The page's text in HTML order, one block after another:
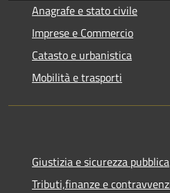
Anagrafe e stato civile
Imprese e Commercio
Catasto e urbanistica
Mobilità e trasporti
Giustizia e sicurezza pubblica
Tributi,finanze e